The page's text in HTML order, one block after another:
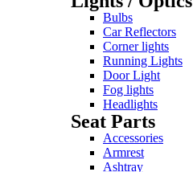
Bulbs
Car Reflectors
Corner lights
Running Lights
Door Light
Fog lights
Headlights
Seat Parts
Accessories
Armrest
Ashtray